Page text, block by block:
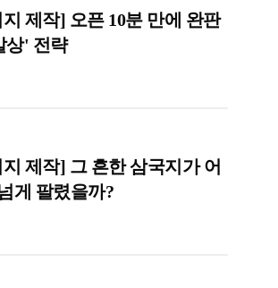
제작] 오픈 10분 만에 완판
상' 전략
제작] 그 흔한 삼국지가 어
게 팔렸을까?